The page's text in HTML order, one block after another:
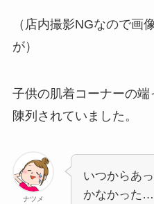
（店内撮影NGなので画
が）
子供の肌着コーナーの端
陳列されていました。
ナツメ
いつからあ
かなかった…